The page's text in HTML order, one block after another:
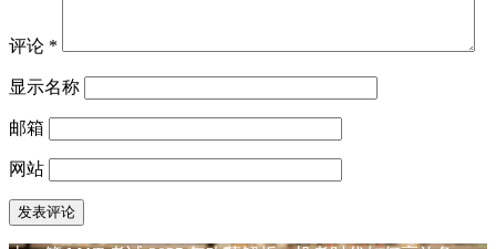
评论 *
显示名称
邮箱
网站